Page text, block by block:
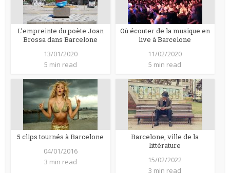
L’empreinte du poète Joan
Brossa dans Barcelone
13/01/2020
5 min read
Où écouter de la musique en
live à Barcelone
11/02/2020
5 min read
5 clips tournés à Barcelone
04/01/2016
3 min read
Barcelone, ville de la
littérature
15/02/2022
3 min read